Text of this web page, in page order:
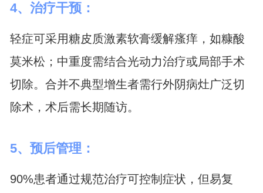
4、治疗干预：
轻症可采用糖皮质激素软膏缓解瘙痒，如糠酸
莫米松；中重度需结合光动力治疗或局部手术
切除。合并不典型增生者需行外阴病灶广泛切
除术，术后需长期随访。
5、预后管理：
90%患者通过规范治疗可控制症状，但易复